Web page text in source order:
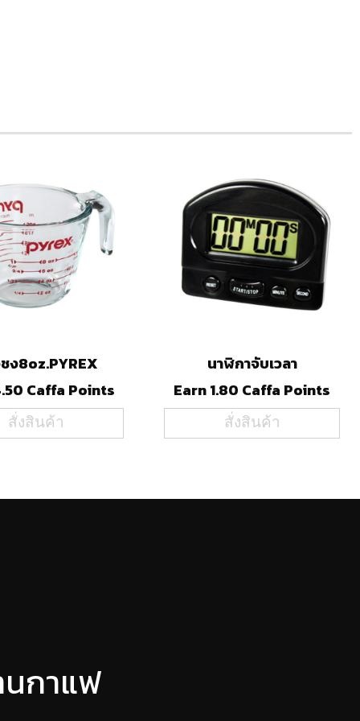
ง8oz.PYREX
Caffa Points
สั่งสินค้า
นาฬิกาจับเวลา
Earn 1.80 Caffa Points
สั่งสินค้า
นกาแฟ